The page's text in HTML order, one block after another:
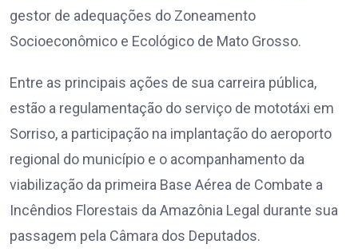
gestor de adequações do Zoneamento
Socioeconômico e Ecológico de Mato Grosso.
Entre as principais ações de sua carreira pública,
estão a regulamentação do serviço de mototáxi em
Sorriso, a participação na implantação do aeroporto
regional do município e o acompanhamento da
viabilização da primeira Base Aérea de Combate a
Incêndios Florestais da Amazônia Legal durante sua
passagem pela Câmara dos Deputados.